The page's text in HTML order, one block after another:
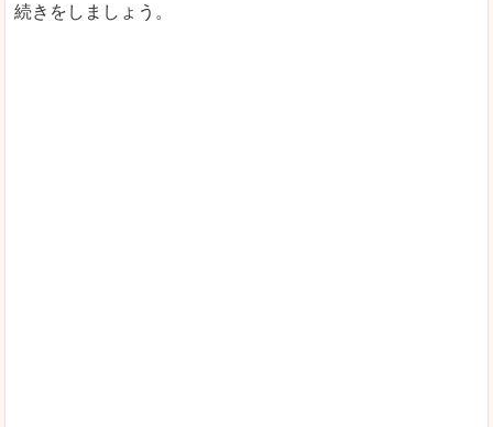
続きをしましょう。